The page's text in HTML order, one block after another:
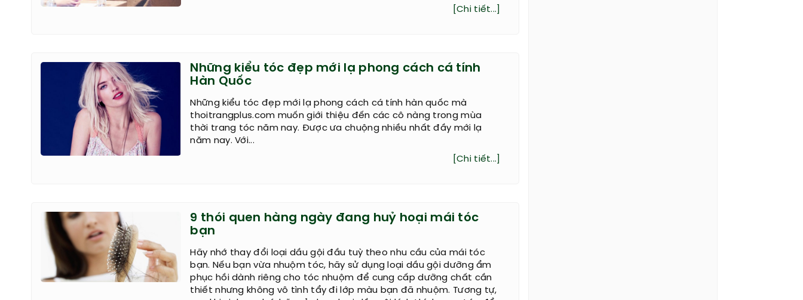
[Chi tiết...]
Những kiểu tóc đẹp mới lạ phong cách cá tính
Hàn Quốc
Những kiểu tóc đẹp mới lạ phong cách cá tính hàn quốc mà
thoitrangplus.com muốn giới thiệu đến các cô nàng trong mùa
thời trang tóc năm nay. Được ưa chuộng nhiều nhất đầy mới lạ
năm nay. Với...
[Chi tiết...]
9 thói quen hàng ngày đang huỷ hoại mái tóc
bạn
Hãy nhớ thay đổi loại dầu gội đầu tuỳ theo nhu cầu của mái tóc
bạn. Nếu bạn vừa nhuộm tóc, hãy sử dụng loại dầu gội dưỡng ẩm
phục hồi dành riêng cho tóc nhuộm để cung cấp dưỡng chất cần
thiết nhưng không vô tình tẩy đi lớp màu bạn đã nhuộm. Tương tự,